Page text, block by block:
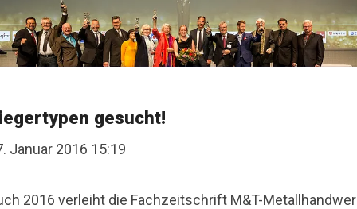
gesucht!
Januar 2016 15:19
2016 verleiht die Fachzeitschrift M&T-